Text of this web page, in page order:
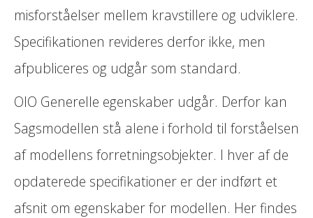
misforståelser mellem kravstillere og udviklere.
Specifikationen revideres derfor ikke, men
afpubliceres og udgår som standard.
OIO Generelle egenskaber udgår. Derfor kan
Sagsmodellen stå alene i forhold til forståelsen
af modellens forretningsobjekter. I hver af de
opdaterede specifikationer er der indført et
afsnit om egenskaber for modellen. Her findes